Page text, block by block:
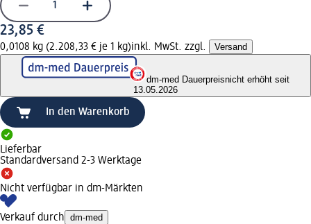
23,85 €
0,0108 kg (2.208,33 € je 1 kg)inkl. MwSt. zzgl. Versand
dm-med Dauerpreisnicht erhöht seit
13.05.2026
In den Warenkorb
Lieferbar
Standardversand 2-3 Werktage
Nicht verfügbar in dm-Märkten
Verkauf durch dm-med